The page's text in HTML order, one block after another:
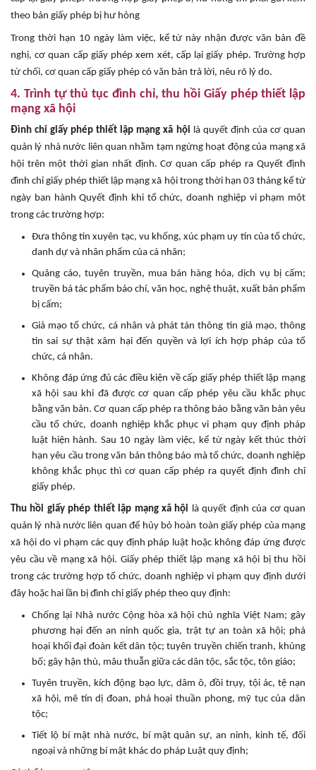
theo bản giấy phép bị hư hỏng
Trong thời hạn 10 ngày làm việc, kể từ này nhận được văn bản đề
nghị, cơ quan cấp giấy phép xem xét, cấp lại giấy phép. Trường hợp
từ chối, cơ quan cấp giấy phép có văn bản trả lời, nêu rõ lý do.
4. Trình tự thủ tục đình chỉ, thu hồi Giấy phép thiết lập
mạng xã hội
Đình chỉ giấy phép thiết lập mạng xã hội là quyết định của cơ quan
quản lý nhà nước liên quan nhằm tạm ngừng hoạt động của mạng xã
hội trên một thời gian nhất định. Cơ quan cấp phép ra Quyết định
đình chỉ giấy phép thiết lập mạng xã hội trong thời hạn 03 tháng kể từ
ngày ban hành Quyết định khi tổ chức, doanh nghiệp vi phạm một
trong các trường hợp:
Đưa thông tin xuyên tạc, vu khống, xúc phạm uy tín của tổ chức,
danh dự và nhân phẩm của cá nhân;
Quảng cáo, tuyên truyền, mua bán hàng hóa, dịch vụ bị cấm;
truyền bá tác phẩm báo chí, văn học, nghệ thuật, xuất bản phẩm
bị cấm;
Giả mạo tổ chức, cá nhân và phát tán thông tin giả mạo, thông
tin sai sự thật xâm hại đến quyền và lợi ích hợp pháp của tổ
chức, cá nhân.
Không đáp ứng đủ các điều kiện về cấp giấy phép thiết lập mạng
xã hội sau khi đã được cơ quan cấp phép yêu cầu khắc phục
bằng văn bản. Cơ quan cấp phép ra thông báo bằng văn bản yêu
cầu tổ chức, doanh nghiệp khắc phục vi phạm quy định pháp
luật hiện hành. Sau 10 ngày làm việc, kể từ ngày kết thúc thời
hạn yêu cầu trong văn bản thông báo mà tổ chức, doanh nghiệp
không khắc phục thì cơ quan cấp phép ra quyết định đình chỉ
giấy phép.
Thu hồi giấy phép thiết lập mạng xã hội là quyết định của cơ quan
quản lý nhà nước liên quan để hủy bỏ hoàn toàn giấy phép của mạng
xã hội do vi phạm các quy định pháp luật hoặc không đáp ứng được
yêu cầu về mạng xã hội. Giấy phép thiết lập mạng xã hội bị thu hồi
trong các trường hợp tổ chức, doanh nghiệp vi phạm quy định dưới
đây hoặc hai lần bị đình chỉ giấy phép theo quy định:
Chống lại Nhà nước Cộng hòa xã hội chủ nghĩa Việt Nam; gây
phương hại đến an ninh quốc gia, trật tự an toàn xã hội; phá
hoại khối đại đoàn kết dân tộc; tuyên truyền chiến tranh, khủng
bố; gây hận thù, mâu thuẫn giữa các dân tộc, sắc tộc, tôn giáo;
Tuyên truyền, kích động bạo lực, dâm ô, đồi trụy, tội ác, tệ nạn
xã hội, mê tín dị đoan, phá hoại thuần phong, mỹ tục của dân
tộc;
Tiết lộ bí mật nhà nước, bí mật quân sự, an ninh, kinh tế, đối
ngoại và những bí mật khác do pháp Luật quy định;